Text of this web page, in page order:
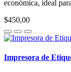
económica, ideal
$450,00
Impresora de